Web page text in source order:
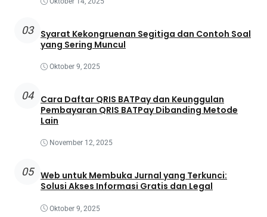
03
Syarat Kekongruenan Segitiga dan Contoh Soal
yang Sering Muncul
Oktober 9, 2025
04
Cara Daftar QRIS BATPay dan Keunggulan
Pembayaran QRIS BATPay Dibanding Metode
Lain
November 12, 2025
05 Web untuk Membuka Jurnal yang Terkunci:
Solusi Akses Informasi Gratis dan Legal
Oktober 9, 2025